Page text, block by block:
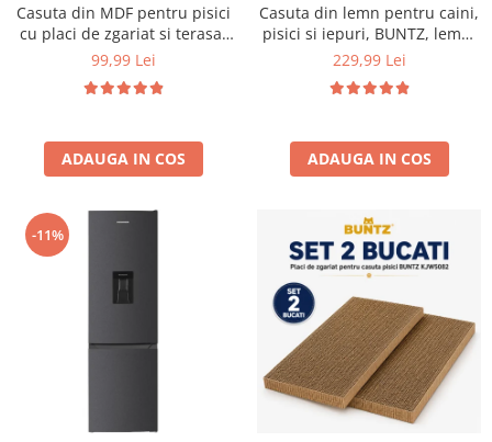
Casuta din MDF pentru pisici
cu placi de zgariat si terasa,
Buntz, pentru interior,
99,99 Lei
ADAUGA IN COS
Casuta din lemn pentru caini,
pisici si iepuri, BUNTZ, lemn,
acoperis rabatabil, bitumant,
transparenta la usa din PVC,
229,99 Lei
ADAUGA IN COS
-11%